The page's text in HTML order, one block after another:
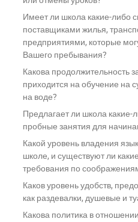
Имеет ли школа какие-либо
поставщиками жилья,
предприятиями, которые
Вашего пребывания?
Какова продолжительность
приходится на обучение на
на воде?
Предлагает ли школа какие-
пробные занятия для
Какой уровень владения
школе, и существуют ли
требования по
Каков уровень удобств,
как раздевалки, душевые и
Какова политика в